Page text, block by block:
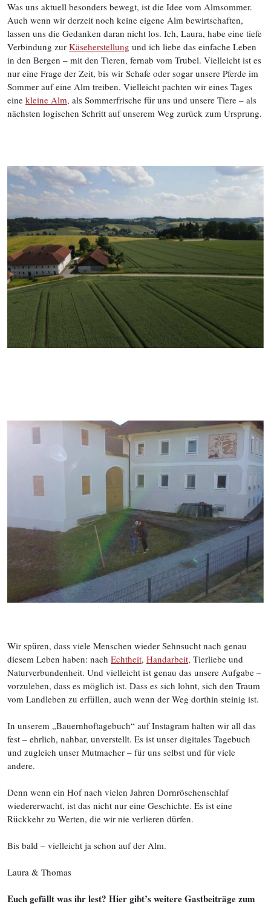
Was uns aktuell besonders bewegt, ist die Idee vom Almsommer.
Auch wenn wir derzeit noch keine eigene Alm bewirtschaften,
lassen uns die Gedanken daran nicht los. Ich, Laura, habe eine tiefe
Verbindung zur Käseherstellung und ich liebe das einfache Leben
in den Bergen – mit den Tieren, fernab vom Trubel. Vielleicht ist es
nur eine Frage der Zeit, bis wir Schafe oder sogar unsere Pferde im
Sommer auf eine Alm treiben. Vielleicht pachten wir eines Tages
eine kleine Alm, als Sommerfrische für uns und unsere Tiere – als
nächsten logischen Schritt auf unserem Weg zurück zum Ursprung.
Wir spüren, dass viele Menschen wieder Sehnsucht nach genau
diesem Leben haben: nach Echtheit, Handarbeit, Tierliebe und
Naturverbundenheit. Und vielleicht ist genau das unsere Aufgabe –
vorzuleben, dass es möglich ist. Dass es sich lohnt, sich den Traum
vom Landleben zu erfüllen, auch wenn der Weg dorthin steinig ist.
In unserem „Bauernhoftagebuch“ auf Instagram halten wir all das
fest – ehrlich, nahbar, unverstellt. Es ist unser digitales Tagebuch
und zugleich unser Mutmacher – für uns selbst und für viele
andere.
Denn wenn ein Hof nach vielen Jahren Dornröschenschlaf
wiedererwacht, ist das nicht nur eine Geschichte. Es ist eine
Rückkehr zu Werten, die wir nie verlieren dürfen.
Bis bald – vielleicht ja schon auf der Alm.
Laura & Thomas
Euch gefällt was ihr lest? Hier gibt’s weitere Gastbeiträge zum